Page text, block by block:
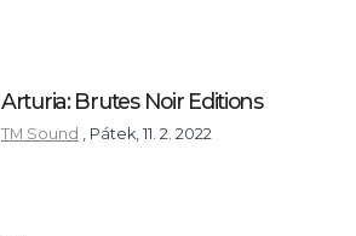
Arturia: Brutes Noir Editions
TM Sound , Pátek, 11. 2. 2022